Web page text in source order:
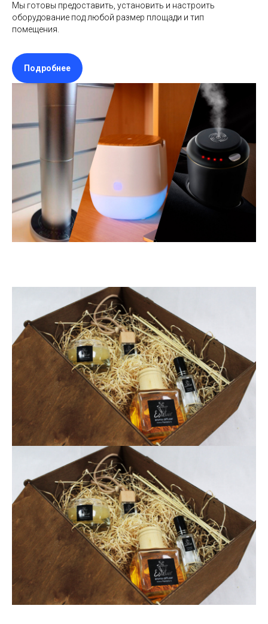
Мы готовы предоставить, установить и настроить
оборудование под любой размер площади и тип
помещения.
Подробнее